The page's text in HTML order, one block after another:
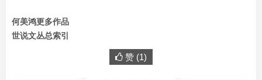
何美鸿更多作品
世说文丛总索引
赞 (1)